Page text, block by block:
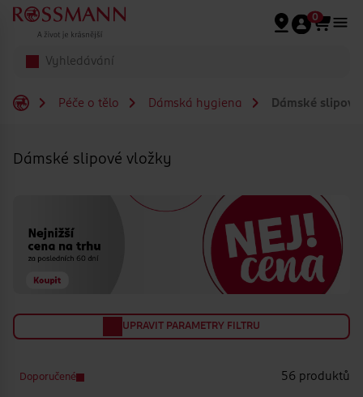
Přeskočit na hlavmní obsah
0
Péče o tělo Dámská hygiena Dámské
Dámské slipové vložky
UPRAVIT PARAMETRY FILTRU
Doporučené 56 produktů